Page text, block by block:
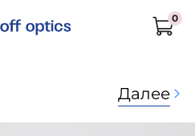
0
Далее